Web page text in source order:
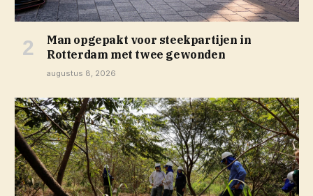
Man opgepakt voor steekpartijen in
Rotterdam met twee gewonden
augustus 8, 2026